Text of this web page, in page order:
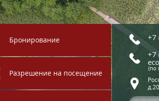
Бронирование
Разрешение на посещение
+7
+7
(по